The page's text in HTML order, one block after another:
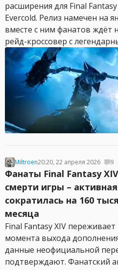
расширения для Final
Evercold. Релиз намечен на
вместе с ним фанатов ждёт
рейд-кроссовер с
Miltroen20:20, 22 апреля 2026 9
Фанаты Final Fantasy
смерти игры –
сократилась на 160
месяца
Final Fantasy XIV
момента выхода
данные неофициальной
подтверждают. Фанатский